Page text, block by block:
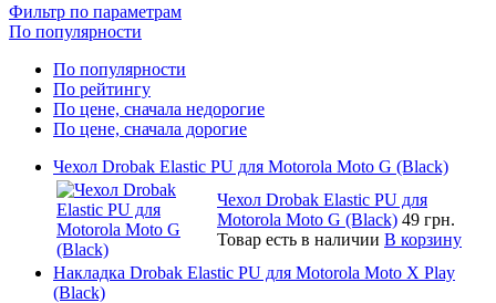
Фильтр по параметрам
По популярности
По популярности
По рейтингу
По цене, сначала недорогие
По цене, сначала дорогие
Чехол Drobak Elastic PU для Motorola Moto G (Black)
Чехол Drobak Elastic PU для
Motorola Moto G (Black) 49 грн.
Товар есть в наличии В корзину
Накладка Drobak Elastic PU для Motorola Moto X Play
(Black)